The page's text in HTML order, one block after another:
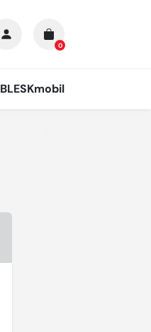
0
BLESKmobil